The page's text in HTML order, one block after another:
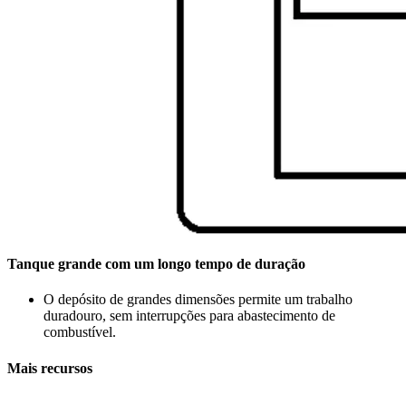
Tanque grande com um longo tempo de duração
O depósito de grandes dimensões permite um trabalho
duradouro, sem interrupções para abastecimento de
combustível.
Mais recursos